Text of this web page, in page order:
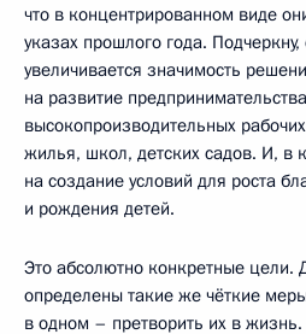
что в концентрированном виде
указах прошлого года.
увеличивается значимость
на развитие
высокопроизводительных
жилья, школ, детских садов. И, в
на создание условий для роста
и рождения детей.
Это абсолютно конкретные цели.
определены такие же чёткие
в одном – претворить их в